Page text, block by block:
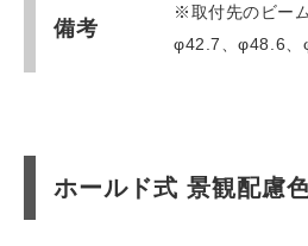
備考
※取付先のビー
φ42.7、φ48.6、
ホールド式 景観配慮